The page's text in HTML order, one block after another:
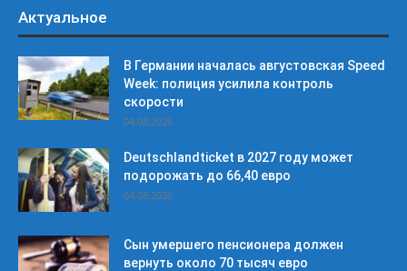
Актуальное
В Германии началась августовская Speed
Week: полиция усилила контроль
скорости
04.08.2026
Deutschlandticket в 2027 году может
подорожать до 66,40 евро
04.08.2026
Сын умершего пенсионера должен
вернуть около 70 тысяч евро